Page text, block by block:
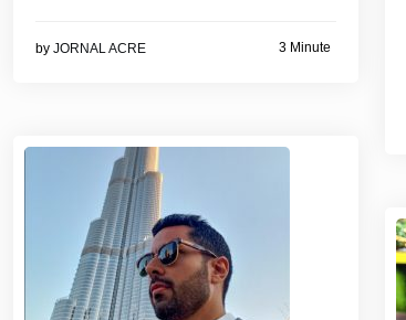
by JORNAL ACRE 3 Minute